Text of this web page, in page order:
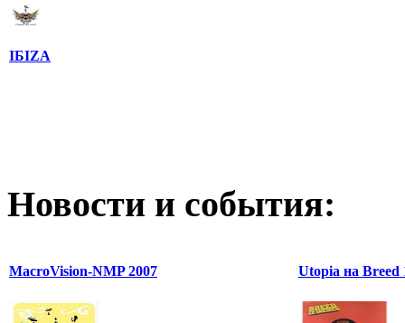
IБIZA
Новости и события:
MacroVision-NMP 2007 Utopia на Breed